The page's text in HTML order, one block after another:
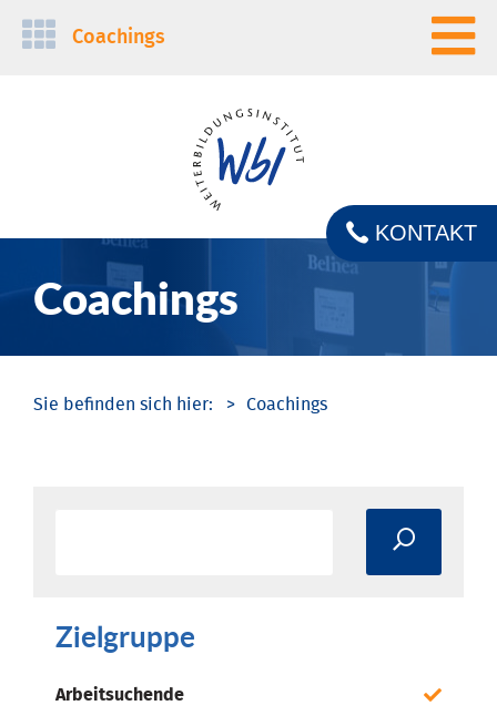
Navigation
Coachings
Coachings
KONTAKT
Coachings
Zielgruppe
Arbeitsuchende